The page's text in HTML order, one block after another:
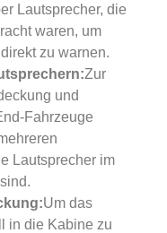
Lautsprecher, die
waren, um
zu warnen.
Zur
und
Fahrzeuge
Lautsprecher im
Um das
in die Kabine zu